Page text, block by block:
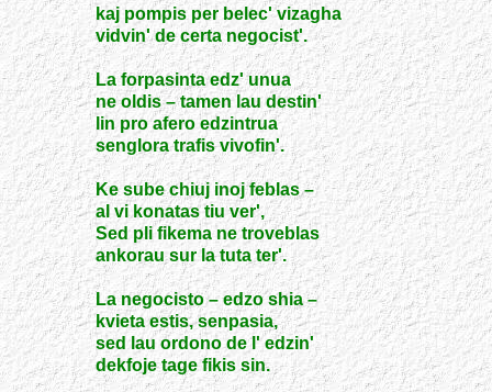
kaj pompis per belec' vizagha
vidvin' de certa negocist'.
La forpasinta edz' unua
ne oldis – tamen lau destin'
lin pro afero edzintrua
senglora trafis vivofin'.
Ke sube chiuj inoj feblas –
al vi konatas tiu ver',
Sed pli fikema ne troveblas
ankorau sur la tuta ter'.
La negocisto – edzo shia –
kvieta estis, senpasia,
sed lau ordono de l' edzin'
dekfoje tage fikis sin.